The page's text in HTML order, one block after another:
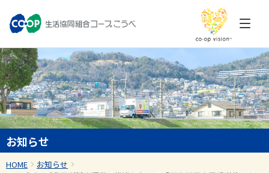
お知らせ
HOME
お知らせ